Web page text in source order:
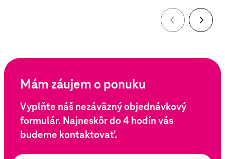
Mám záujem o ponuku
Vyplňte náš nezáväzný objednávkový
formulár. Najneskôr do 4 hodín vás
budeme kontaktovať.